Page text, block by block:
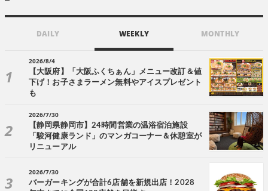
DAILY WEEKLY MONTHLY
2026/8/4
【大阪府】「大阪ふくちぁん」メニュー改訂＆値
下げ！お子さまラーメン無料やアイスプレゼント
も
2026/7/30
【静岡県静岡市】24時間営業の温浴宿泊施設
「駿河健康ランド」のマンガコーナー＆休憩室が
リニューアル
2026/7/30
バーガーキングが合計6店舗を新規出店！2028